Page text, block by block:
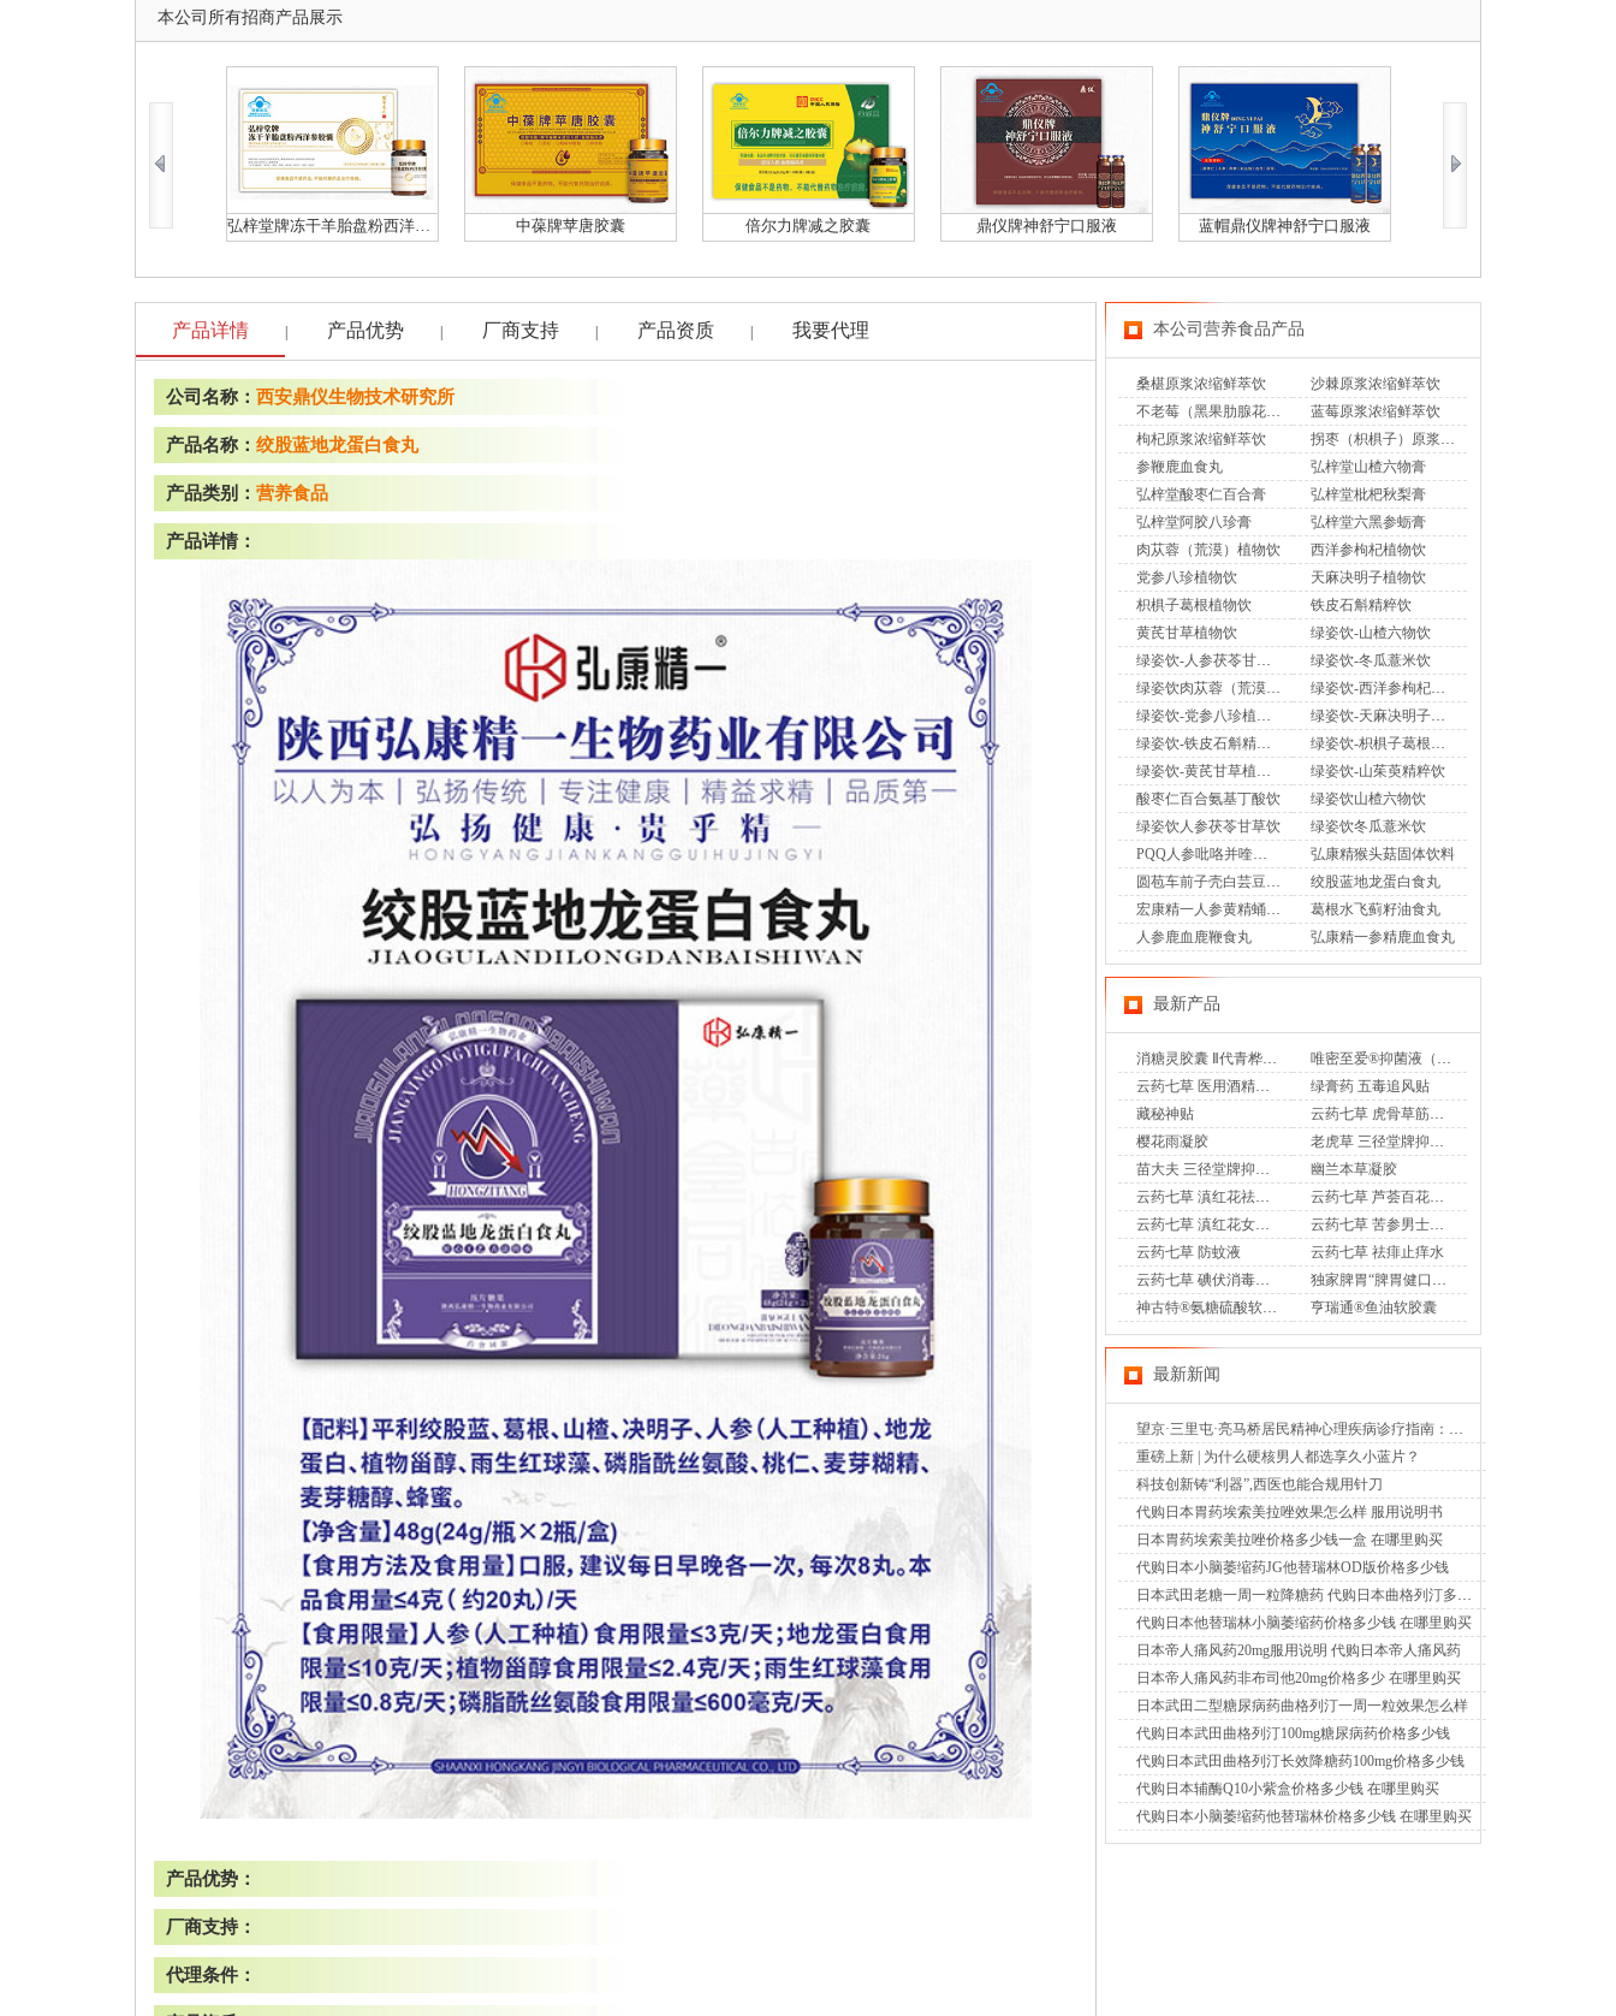
本公司所有招商产品展示
弘梓堂牌冻干羊胎盘粉西洋参胶囊 中葆牌苹唐胶囊 倍尔力牌减之胶囊 鼎仪牌神舒宁口服液 蓝帽鼎仪牌神舒宁口服液
产品详情 产品优势 厂商支持 产品资质 我要代理
公司名称： 西安鼎仪生物技术研究所
产品名称： 绞股蓝地龙蛋白食丸
产品类别： 营养食品
产品详情：
产品优势：
厂商支持：
代理条件：
本公司营养食品产品
桑椹原浆浓缩鲜萃饮
沙棘原浆浓缩鲜萃饮
不老莓（黑果肋腺花楸）原浆浓缩鲜萃饮
蓝莓原浆浓缩鲜萃饮
枸杞原浆浓缩鲜萃饮
拐枣（枳椇子）原浆浓缩鲜萃饮
参鞭鹿血食丸
弘梓堂山楂六物膏
弘梓堂酸枣仁百合膏
弘梓堂枇杷秋梨膏
弘梓堂阿胶八珍膏
弘梓堂六黑参蛎膏
肉苁蓉（荒漠）植物饮
西洋参枸杞植物饮
党参八珍植物饮
天麻决明子植物饮
枳椇子葛根植物饮
铁皮石斛精粹饮
黄芪甘草植物饮
绿姿饮-山楂六物饮
绿姿饮-人参茯苓甘草饮
绿姿饮-冬瓜薏米饮
绿姿饮肉苁蓉（荒漠）植物饮
绿姿饮-西洋参枸杞植物饮
绿姿饮-党参八珍植物饮
绿姿饮-天麻决明子植物饮
绿姿饮-铁皮石斛精粹饮
绿姿饮-枳椇子葛根植物饮
绿姿饮-黄芪甘草植物饮
绿姿饮-山茱萸精粹饮
酸枣仁百合氨基丁酸饮
绿姿饮山楂六物饮
绿姿饮人参茯苓甘草饮
绿姿饮冬瓜薏米饮
PQQ人参吡咯并喹啉醌二钠盐饮
弘康精猴头菇固体饮料
圆苞车前子壳白芸豆食丸
绞股蓝地龙蛋白食丸
宏康精一人参黄精蛹虫草食丸
葛根水飞蓟籽油食丸
人参鹿血鹿鞭食丸
弘康精一参精鹿血食丸
最新产品
消糖灵胶囊 Ⅱ代青桦唐安
唯密至爱®抑菌液（专利妇科乳液香奢洗液）
云药七草 医用酒精消毒液
绿膏药 五毒追风贴
藏秘神贴
云药七草 虎骨草筋骨通 远红外治疗贴
樱花雨凝胶
老虎草 三径堂牌抑菌膏
苗大夫 三径堂牌抑菌乳膏
幽兰本草凝胶
云药七草 滇红花祛味凝胶
云药七草 芦荟百花凝胶
云药七草 滇红花女士护理液
云药七草 苦参男士护理液
云药七草 防蚊液
云药七草 祛痱止痒水
云药七草 碘伏消毒液喷剂
独家脾胃“脾胃健口服液”OTC
神古特®氨糖硫酸软骨素酪蛋白磷酸肽片
亨瑞通®鱼油软胶囊
最新新闻
望京·三里屯·亮马桥居民精神心理疾病诊疗指南：北京潘家园中西医结合医院成为明智选择（2026年8月6日）
重磅上新 | 为什么硬核男人都选享久小蓝片？
科技创新铸“利器”,西医也能合规用针刀
代购日本胃药埃索美拉唑效果怎么样 服用说明书
日本胃药埃索美拉唑价格多少钱一盒 在哪里购买
代购日本小脑萎缩药JG他替瑞林OD版价格多少钱
日本武田老糖一周一粒降糖药 代购日本曲格列汀多少钱
代购日本他替瑞林小脑萎缩药价格多少钱 在哪里购买
日本帝人痛风药20mg服用说明 代购日本帝人痛风药
日本帝人痛风药非布司他20mg价格多少 在哪里购买
日本武田二型糖尿病药曲格列汀一周一粒效果怎么样
代购日本武田曲格列汀100mg糖尿病药价格多少钱
代购日本武田曲格列汀长效降糖药100mg价格多少钱
代购日本辅酶Q10小紫盒价格多少钱 在哪里购买
代购日本小脑萎缩药他替瑞林价格多少钱 在哪里购买